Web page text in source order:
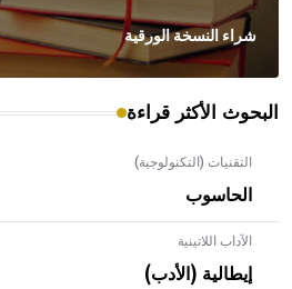
شراء النسخة الورقية
البحوث الأكثر قراءة
التقنيات (التكنولوجية)
الحاسوب
الآداب اللاتينية
إيطالية (الأدب)